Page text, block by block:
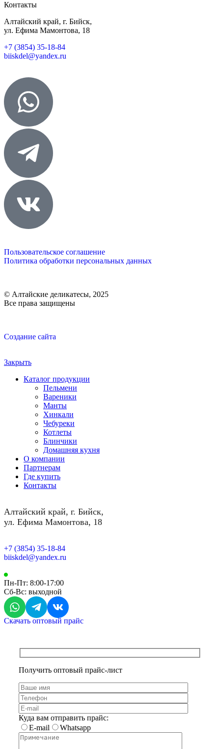
Контакты
Алтайский край, г. Бийск,
ул. Ефима Мамонтова, 18
+7 (3854) 35-18-84
biiskdel@yandex.ru
Пользовательское соглашение
Политика обработки персональных данных
© Алтайские деликатесы, 2025
Все права защищены
Создание сайта
Закрыть
Каталог продукции
Пельмени
Вареники
Манты
Хинкали
Чебуреки
Котлеты
Блинчики
Домашняя кухня
О компании
Партнерам
Где купить
Контакты
Алтайский край, г. Бийск,
ул. Ефима Мамонтова, 18
+7 (3854) 35-18-84
biiskdel@yandex.ru
Пн-Пт: 8:00-17:00
Сб-Вс: выходной
Скачать оптовый прайс
Получить оптовый прайс-лист
Куда вам отправить прайс:
E-mail
Whatsapp